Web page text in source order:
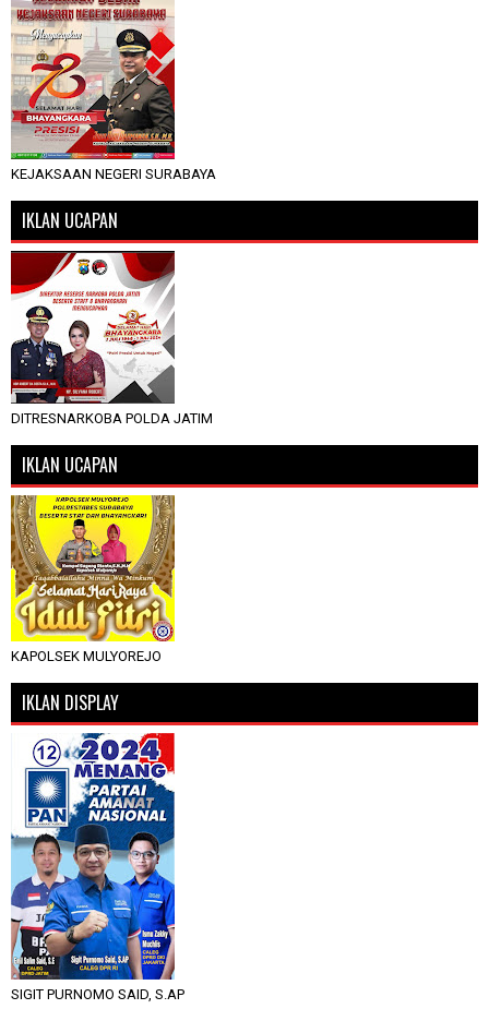
KEJAKSAAN NEGERI SURABAYA
IKLAN UCAPAN
DITRESNARKOBA POLDA JATIM
IKLAN UCAPAN
KAPOLSEK MULYOREJO
IKLAN DISPLAY
SIGIT PURNOMO SAID, S.AP